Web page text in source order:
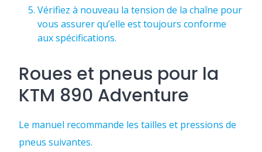
Vérifiez à nouveau la tension de la chaîne pour
vous assurer qu’elle est toujours conforme
aux spécifications.
Roues et pneus pour la
KTM 890 Adventure
Le manuel recommande les tailles et pressions de
pneus suivantes.